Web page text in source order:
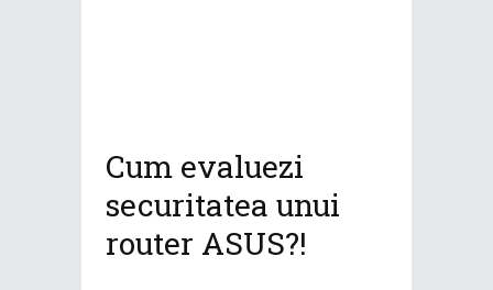
Cum evaluezi
securitatea unui
router ASUS?!